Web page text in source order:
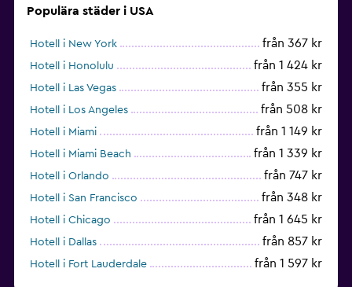
Populära städer i USA
Hotell i New York från 367 kr
Hotell i Honolulu från 1 424 kr
Hotell i Las Vegas från 355 kr
Hotell i Los Angeles från 508 kr
Hotell i Miami från 1 149 kr
Hotell i Miami Beach från 1 339 kr
Hotell i Orlando från 747 kr
Hotell i San Francisco från 348 kr
Hotell i Chicago från 1 645 kr
Hotell i Dallas från 857 kr
Hotell i Fort Lauderdale från 1 597 kr